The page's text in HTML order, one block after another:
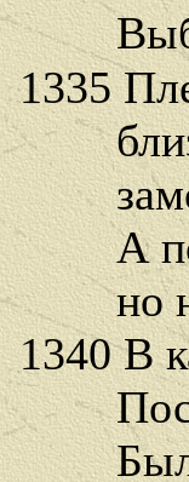
1335
близко
замок
А по
но
1340 В
После
Был